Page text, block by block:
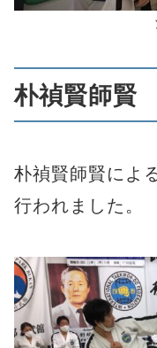
朴禎賢師賢
朴禎賢師賢によ
行われました。